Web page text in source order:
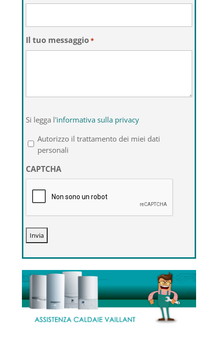
Il tuo messaggio*
legga
l'informativa
sulla
privacy
*
Si legga l'informativa sulla privacy
Autorizzo il trattamento dei miei dati
personali
CAPTCHA